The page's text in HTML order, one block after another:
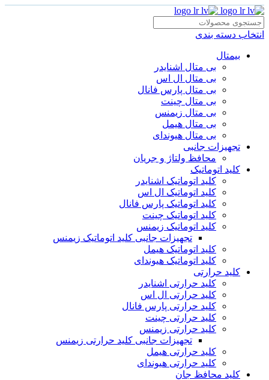
انتخاب دسته بندی
بیمتال
بی متال اشنایدر
بی متال ال اس
بی متال پارس فانال
بی متال چینت
بی متال زیمنس
بی متال هیمل
بی متال هیوندای
تجهیزات جانبی
محافظ ولتاژ و‌ جریان
کلید اتوماتیک
کلید اتوماتیک اشنایدر
کلید اتوماتیک ال اس
کلید اتوماتیک پارس فانال
کلید اتوماتیک چینت
کلید اتوماتیک زیمنس
تجهیزات جانبی کلید اتوماتیک زیمنس
کلید اتوماتیک هیمل
کلید اتوماتیک هیوندای
کلید حرارتی
کلید حرارتی اشنایدر
کلید حرارتی ال اس
کلید حرارتی پارس فانال
کلید حرارتی چینت
کلید حرارتی زیمنس
تجهیزات جانبی کلید حرارتی زیمنس
کلید حرارتی هیمل
کلید حرارتی هیوندای
کلید محافظ جان